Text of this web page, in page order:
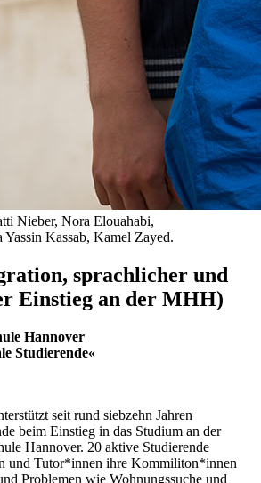
Nieber, Nora Elouahabi,
Yassin Kassab, Kamel Zayed.
sprachlicher und
Einstieg an der MHH)
Hannover
Studierende«
seit rund siebzehn Jahren
beim Einstieg in das Studium an der
Hannover. 20 aktive Studierende
und Tutor*innen ihre Kommiliton*innen
Problemen wie Wohnungssuche und